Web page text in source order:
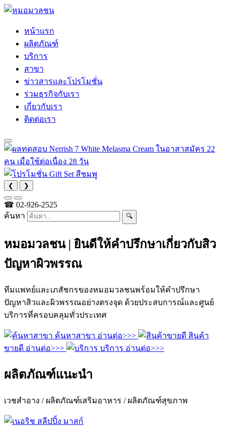
หน้าแรก
ผลิตภัณฑ์
บริการ
สาขา
ข่าวสารและโปรโมชั่น
ร่วมธุรกิจกับเรา
เกี่ยวกับเรา
ติดต่อเรา
❮ ❯
☎ 02-926-2525
ค้นหา
🔍
หมอมวลชน | ยินดีให้คำปรึกษาเกี่ยวกับสิว
ปัญหาผิวพรรณ
ทีมแพทย์และเภสัชกรของหมอมวลชนพร้อมให้คำปรึกษา
ปัญหาสิวและผิวพรรณอย่างตรงจุด ด้วยประสบการณ์และศูนย์
บริการที่ครอบคลุมทั่วประเทศ
ค้นหาสาขา อ่านต่อ>>>
สินค้า
ขายดี อ่านต่อ>>> บริการ อ่านต่อ>>>
ผลิตภัณฑ์แนะนำ
เวชสำอาง / ผลิตภัณฑ์เสริมอาหาร / ผลิตภัณฑ์สุขภาพ